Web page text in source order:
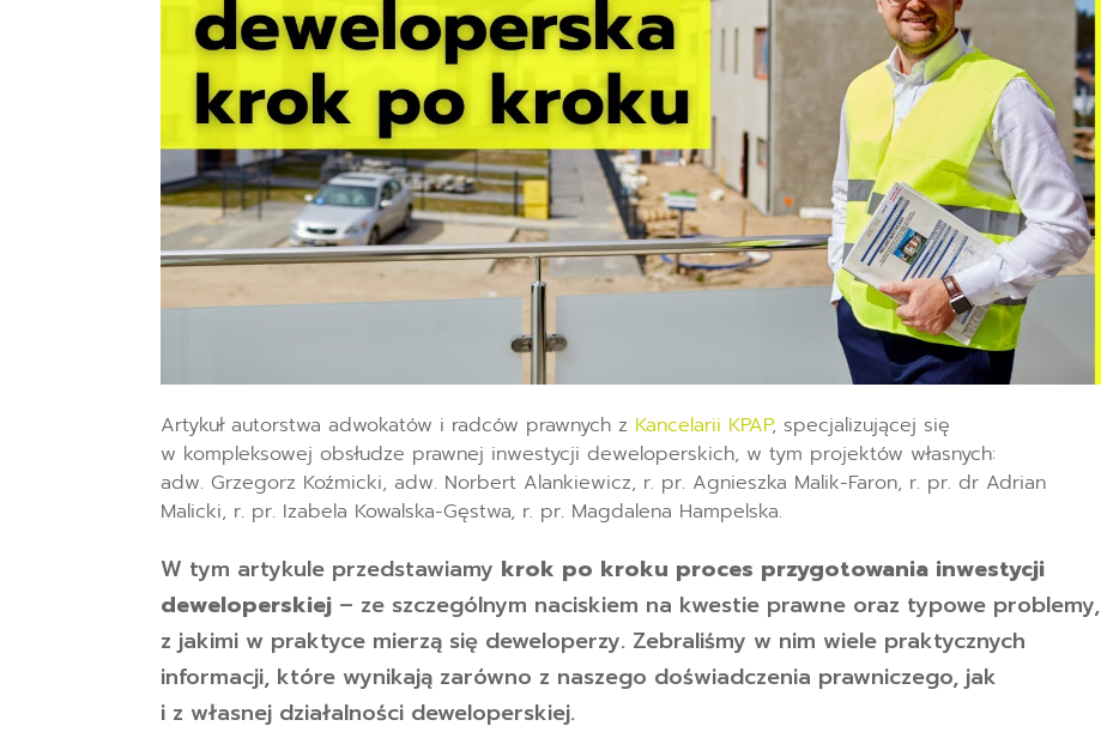
Artykuł autorstwa adwokatów i radców prawnych z Kancelarii KPAP, specjalizującej się
w kompleksowej obsłudze prawnej inwestycji deweloperskich, w tym projektów własnych:
adw. Grzegorz Koźmicki, adw. Norbert Alankiewicz, r. pr. Agnieszka Malik-Faron, r. pr. dr Adrian
Malicki, r. pr. Izabela Kowalska-Gęstwa, r. pr. Magdalena Hampelska.
W tym artykule przedstawiamy krok po kroku proces przygotowania inwestycji
deweloperskiej – ze szczególnym naciskiem na kwestie prawne oraz typowe problemy,
z jakimi w praktyce mierzą się deweloperzy. Zebraliśmy w nim wiele praktycznych
informacji, które wynikają zarówno z naszego doświadczenia prawniczego, jak
i z własnej działalności deweloperskiej.